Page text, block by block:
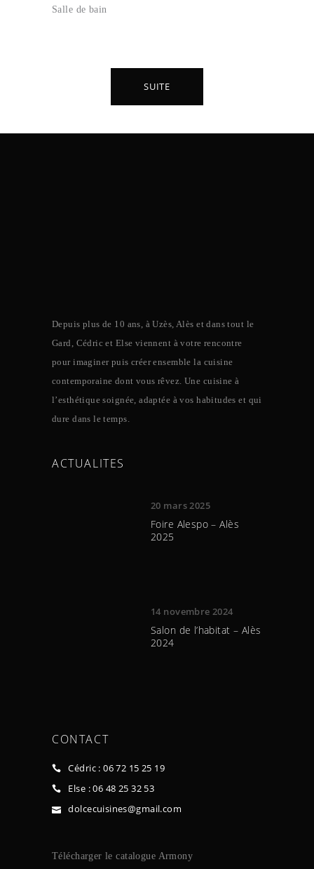
Salle de bain
SUITE
Depuis plus de 10 ans, à Uzès, Alès et dans tout le
Gard, Cédric et Else viennent à votre rencontre
pour imaginer puis créer ensemble la cuisine
contemporaine dont vous rêvez. Une cuisine à
l’esthétique soignée, adaptée à vos habitudes et qui
dure dans le temps.
ACTUALITES
20 mars 2025
Foire Alespo – Alès
2025
14 novembre 2024
Salon de l’habitat – Alès
2024
CONTACT
Cédric : 06 72 15 25 19
Else : 06 48 25 32 53
dolcecuisines@gmail.com
Télécharger le catalogue Armony